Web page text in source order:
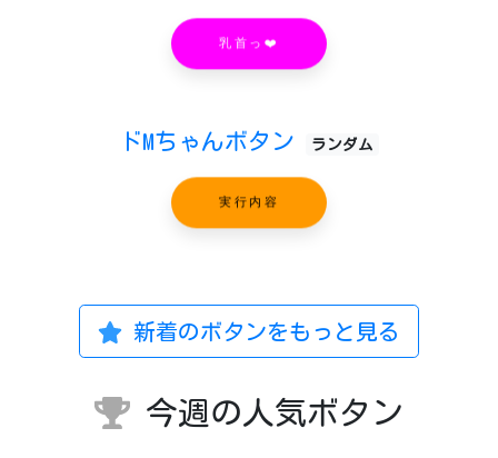
乳首っ❤️
ドMちゃんボタン ランダム
実行内容
新着のボタンをもっと見る
今週の人気ボタン